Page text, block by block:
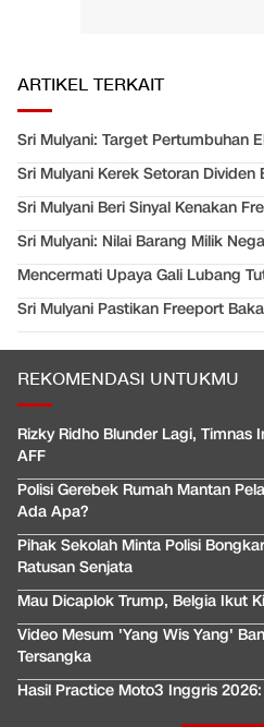
ARTIKEL TERKAIT
Sri Mulyani: Target Pertumbuhan
Sri Mulyani Kerek Setoran Dividen
Sri Mulyani Beri Sinyal Kenakan
Sri Mulyani: Nilai Barang Milik
Mencermati Upaya Gali Lubang
Sri Mulyani Pastikan Freeport
REKOMENDASI UNTUKMU
Rizky Ridho Blunder Lagi, Timnas
AFF
Polisi Gerebek Rumah Mantan
Ada Apa?
Pihak Sekolah Minta Polisi
Ratusan Senjata
Mau Dicaplok Trump, Belgia Ikut
Video Mesum 'Yang Wis Yang'
Tersangka
Hasil Practice Moto3 Inggris